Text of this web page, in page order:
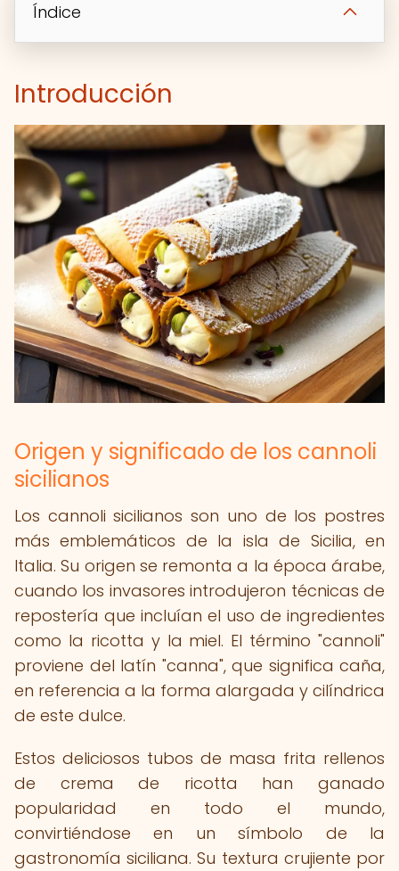
Índice
Introducción
Origen y significado de los cannoli
sicilianos
Los cannoli sicilianos son uno de los postres
más emblemáticos de la isla de Sicilia, en
Italia. Su origen se remonta a la época árabe,
cuando los invasores introdujeron técnicas de
repostería que incluían el uso de ingredientes
como la ricotta y la miel. El término "cannoli"
proviene del latín "canna", que significa caña,
en referencia a la forma alargada y cilíndrica
de este dulce.
Estos deliciosos tubos de masa frita rellenos
de crema de ricotta han ganado
popularidad en todo el mundo,
convirtiéndose en un símbolo de la
gastronomía siciliana. Su textura crujiente por